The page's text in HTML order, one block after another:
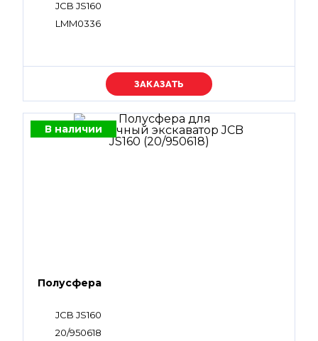
JCB JS160
LMM0336
Уточняйте цену
В наличии
Полусфера
JCB JS160
20/950618